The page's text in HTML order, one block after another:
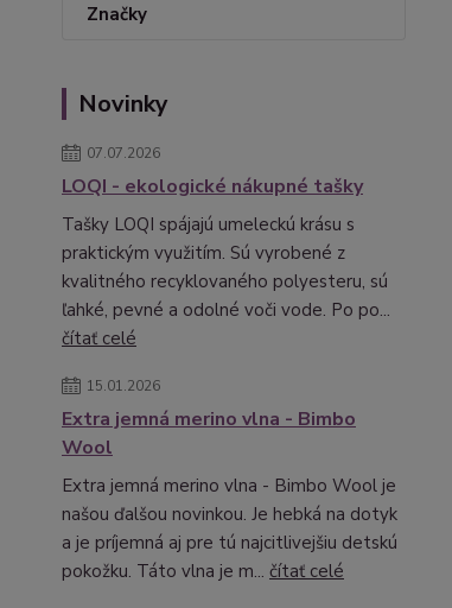
Značky
Novinky
07.07.2026
LOQI - ekologické nákupné tašky
Tašky LOQI spájajú umeleckú krásu s
praktickým využitím. Sú vyrobené z
kvalitného recyklovaného polyesteru, sú
ľahké, pevné a odolné voči vode. Po po...
čítať celé
15.01.2026
Extra jemná merino vlna - Bimbo
Wool
Extra jemná merino vlna - Bimbo Wool je
našou ďalšou novinkou. Je hebká na dotyk
a je príjemná aj pre tú najcitlivejšiu detskú
pokožku. Táto vlna je m... čítať celé